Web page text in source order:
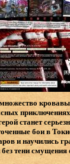
станет
бои в
и научились
тени смущения